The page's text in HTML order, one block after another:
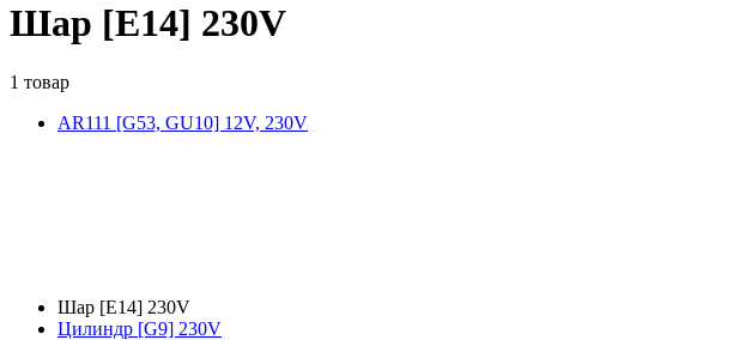
Шар [E14] 230V
1 товар
AR111 [G53, GU10] 12V, 230V
Шар [E14] 230V
Цилиндр [G9] 230V